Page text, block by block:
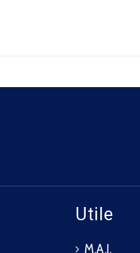
Utile
M.A.I.